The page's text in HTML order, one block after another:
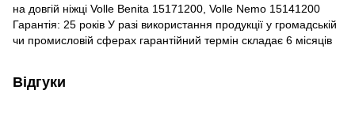
на довгій ніжці Volle Benita 15171200, Volle Nemo 15141200
Гарантія: 25 років У разі використання продукції у громадській
чи промисловій сферах гарантійний термін складає 6 місяців
Відгуки